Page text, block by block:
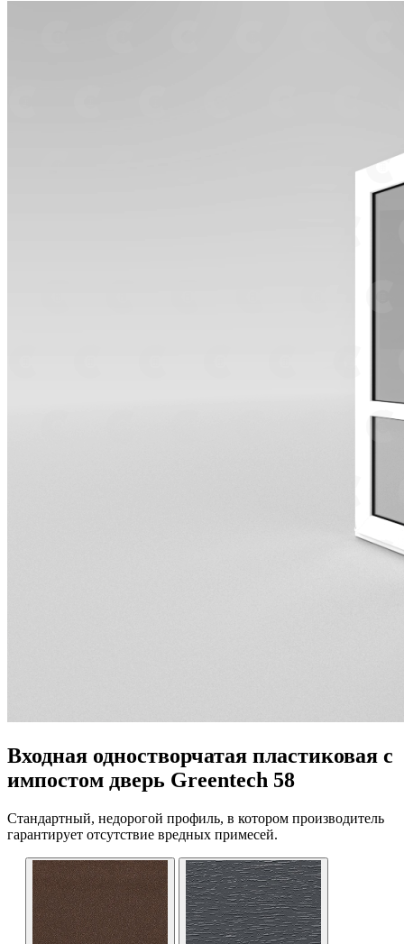
Входная одностворчатая пластиковая с
импостом дверь Greentech 58
Стандартный, недорогой профиль, в котором производитель
гарантирует отсутствие вредных примесей.